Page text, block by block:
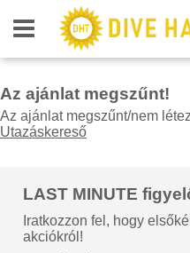
Az ajánlat megszűnt!
Az ajánlat megszűnt/nem
Utazáskereső
LAST MINUTE
Iratkozzon fel, hogy
akciókról!